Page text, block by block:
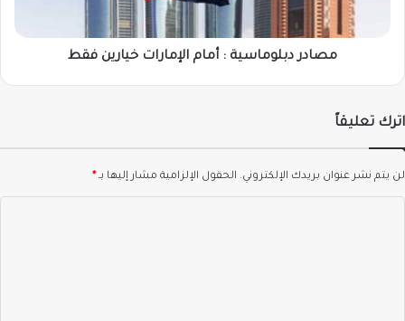
مصادر دبلوماسية : أمام الإمارات خيارين فقط
اترك تعليقاً
لن يتم نشر عنوان بريدك الإلكتروني. الحقول الإلزامية مشار إليها بـ*